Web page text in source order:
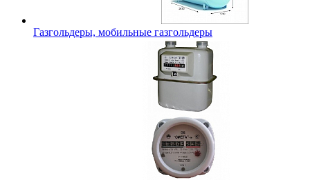
Газгольдеры, мобильные газгольдеры